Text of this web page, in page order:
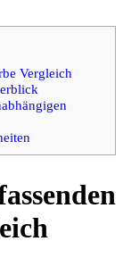
Vergleich